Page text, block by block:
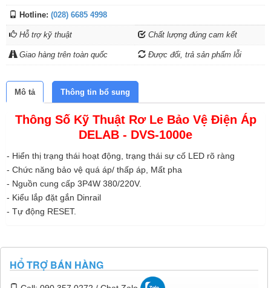
Hotline: (028) 6685 4998
Hỗ trợ kỹ thuật Chất lượng đúng cam kết
Giao hàng trên toàn quốc Được đổi, trả sản phẩm lỗi
Mô tả Thông tin bổ sung
Thông Số Kỹ Thuật Rơ Le Bảo Vệ Điện Áp
DELAB - DVS-1000e
- Hiển thị trạng thái hoạt động, trạng thái sự cố LED rõ ràng
- Chức năng bảo vệ quá áp/ thấp áp, Mất pha
- Nguồn cung cấp 3P4W 380/220V.
- Kiểu lắp đặt gắn Dinrail
- Tự động RESET.
HỔ TRỢ BÁN HÀNG